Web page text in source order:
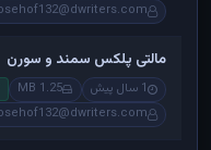
مالتی پلکس سمند و سورن
1 سال پیش 1.25 MB